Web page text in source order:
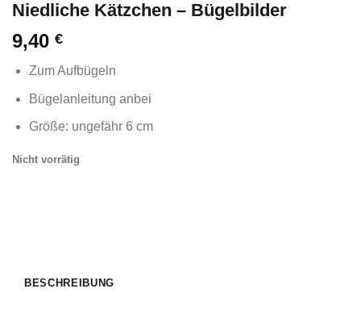
Niedliche Kätzchen – Bügelbilder
9,40 €
Zum Aufbügeln
Bügelanleitung anbei
Größe: ungefähr 6 cm
Nicht vorrätig
BESCHREIBUNG